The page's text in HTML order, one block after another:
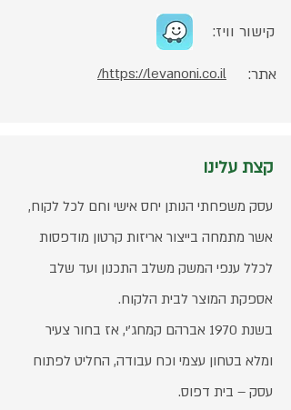
קישור וויז:
https://levanoni.co.il/ אתר:
קצת עלינו
עסק משפחתי הנותן יחס אישי וחם לכל לקוח,
אשר מתמחה בייצור אריזות קרטון מודפסות
לכלל ענפי המשק משלב התכנון ועד שלב
אספקת המוצר לבית הלקוח.
בשנת 1970 אברהם קמחג'י, אז בחור צעיר
ומלא בטחון עצמי וכח עבודה, החליט לפתוח
עסק – בית דפוס.